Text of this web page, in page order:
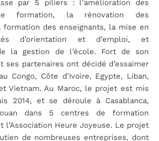
par 5 piliers : l’amélioration des
formation, la rénovation des
formation des enseignants, la mise en
d’orientation et d’emploi, et
la gestion de l’école. Fort de son
ses partenaires ont décidé d’essaimer
Congo, Côte d’Ivoire, Egypte, Liban,
Vietnam. Au Maroc, le projet est mis
2014, et se déroule à Casablanca,
dans 5 centres de formation
l’Association Heure Joyeuse. Le projet
de nombreuses entreprises, dont